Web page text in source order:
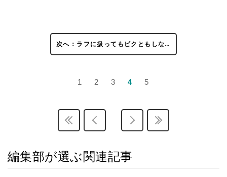
次へ：ラフに扱ってもビクともしな…
1 2 3 4 5
編集部が選ぶ関連記事